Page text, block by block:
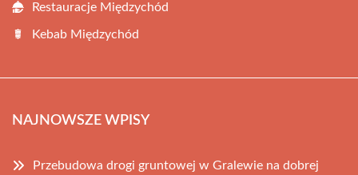
Restauracje Międzychód
Kebab Międzychód
NAJNOWSZE WPISY
Przebudowa drogi gruntowej w Gralewie na dobrej